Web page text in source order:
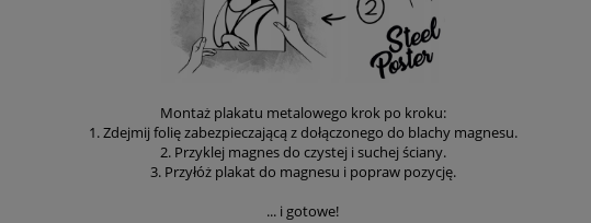
Montaż plakatu metalowego krok po kroku:
1. Zdejmij folię zabezpieczającą z dołączonego do blachy magnesu.
2. Przyklej magnes do czystej i suchej ściany.
3. Przyłóż plakat do magnesu i popraw pozycję.
... i gotowe!